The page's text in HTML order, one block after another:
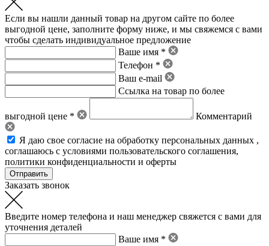
Если вы нашли данный товар на другом сайте по более
выгодной цене, заполните форму ниже, и мы свяжемся с вами
чтобы сделать индивидуальное предложение
Ваше имя *
Телефон *
Ваш e-mail
Ссылка на товар по более
выгодной цене * Комментарий
Я даю свое согласие на обработку персональных данных ,
соглашаюсь с условиями пользовательского соглашения,
политики конфиденциальности и оферты
Заказать звонок
Введите номер телефона и наш менеджер свяжется с вами для
уточнения деталей
Ваше имя *